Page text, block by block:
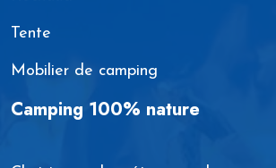
Tente
Mobilier de camping
Camping 100% nature